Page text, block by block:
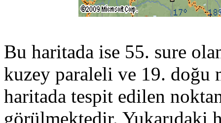
Bu haritada ise 55. sure
kuzey paraleli ve 19. doğu
haritada tespit edilen
görülmektedir. Yukarıdaki